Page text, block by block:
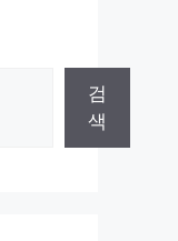
검
색